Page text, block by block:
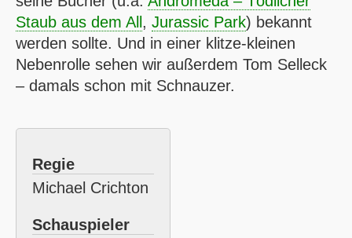
Staub aus dem All , Jurassic Park) bekannt
werden sollte. Und in einer klitze-kleinen
Nebenrolle sehen wir außerdem Tom Selleck
– damals schon mit Schnauzer.
Regie
Michael Crichton
Schauspieler